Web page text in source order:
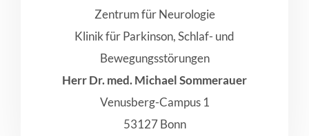
Zentrum für Neurologie
Klinik für Parkinson, Schlaf- und
Bewegungsstörungen
Herr Dr. med. Michael Sommerauer
Venusberg-Campus 1
53127 Bonn